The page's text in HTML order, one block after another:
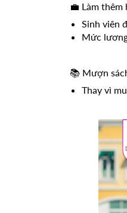
💼 Làm thêm
Sinh viên
Mức
📚 Mượn
Thay vì